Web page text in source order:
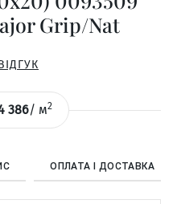
Grip/Nat
386/ м2
ОПЛАТА І ДОСТАВКА